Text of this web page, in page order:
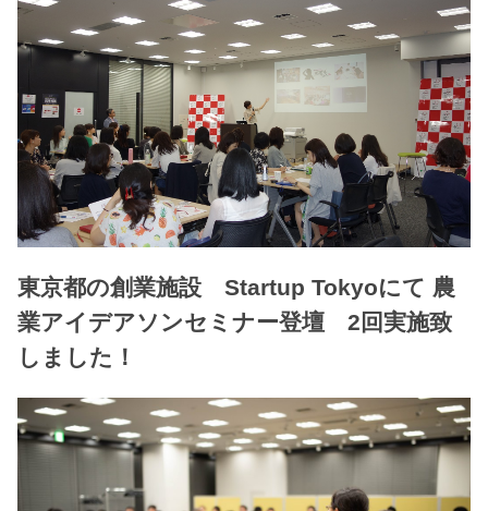
東京都の創業施設 Startup Tokyoにて 農
業アイデアソンセミナー登壇 2回実施致
しました！